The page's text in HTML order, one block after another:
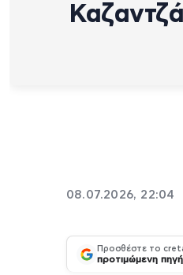
08.07.2026, 22:04
Προσθέστε το
προτιμώμενη